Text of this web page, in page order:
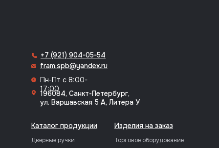
Каталог продукции
Дверные ручки
Изделия на заказ
Торговое оборудование
+7 (921) 904-05-54
fram.spb@yandex.ru
Пн-Пт с 8:00-
17:00
196084, Санкт-Петербург,
ул. Варшавская 5 А, Литера У